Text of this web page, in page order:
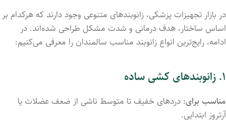
در بازار تجهیزات پزشکی، زانوبندهای متنوعی وجود دارند کههرکدام بر
اساس ساختار، هدف درمانی و شدت مشکل طراحی شده‌اند. در
ادامه، رایج‌ترین انواع زانوبند مناسب سالمندان را معرفی می‌کنیم:
۱. زانوبندهای کشی ساده
مناسب برای: دردهای خفیف تا متوسط ناشی از ضعف عضلات یا
آرتروز ابتدایی.